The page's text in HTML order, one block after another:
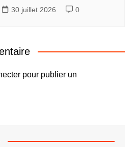
30 juillet 2026 0
pour publier un